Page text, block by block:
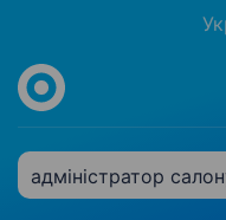
адміністратор